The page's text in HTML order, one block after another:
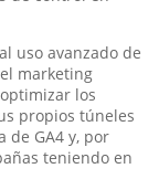
uso avanzado de
marketing
los
propios túneles
de GA4 y, por
teniendo en